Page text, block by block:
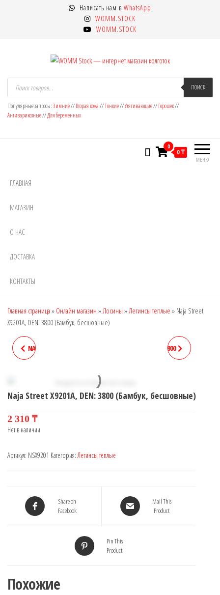
Написать нам в WhatsApp
WOMM.STOCK
WOMM.STOCK
WOMM Stock — интернет магазин
колготок
Колготки MANZI, Naja Street тонкие,
фантазийные, чулки, лосины
Поиск
товаров ПОИСК
Популярные запросы:Зимние//Вторая кожа//Тонкие//Утягивающие//Горошек//
Антиварикозные//Для беременных
МЕНЮ
0
0 ₸
ГЛАВНАЯ
МАГАЗИН
О НАС
ДОСТАВКА
КОНТАКТЫ
Главная страница » Онлайн магазин »Лосины »Легинсы теплые » Naja Street
X9201A, DEN: 3800 (Бамбук, бесшовные)
NAJA STREET K7795, DEN: 380 NAJA STREET X9202, DEN: 800
Naja Street X9201A, DEN: 3800 (Бамбук, бесшовные)
2 310 ₸
Нет в наличии
Артикул: NSX9201 Категория:Легинсы теплые
Share on
Facebook
Mail This
Product
Pin This
Product
Похожие